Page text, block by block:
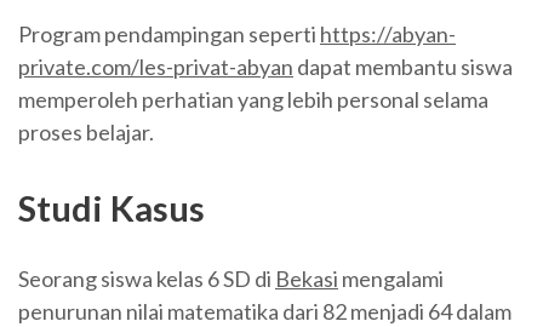
Program pendampingan seperti https://abyan-
private.com/les-privat-abyan dapat membantu siswa
memperoleh perhatian yang lebih personal selama
proses belajar.
Studi Kasus
Seorang siswa kelas 6 SD di Bekasi mengalami
penurunan nilai matematika dari 82 menjadi 64 dalam